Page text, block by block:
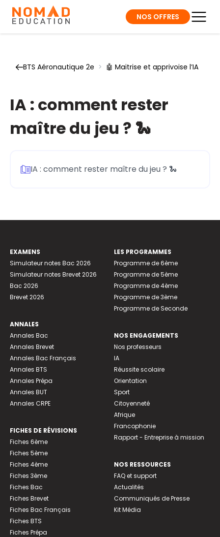
NOS OFFRES
BTS Aéronautique 2e > 🤖 Maitrise et apprivoise l’IA
IA : comment rester
maître du jeu ? 🐍
IA : comment rester maître du jeu ? 🐍
EXAMENS
Simulateur notes Bac 2026
Simulateur notes Brevet 2026
Bac 2026
Brevet 2026
ANNALES
Annales Bac
Annales Brevet
Annales Bac Français
Annales BTS
Annales Prépa
Annales BUT
Annales CRPE
FICHES DE RÉVISIONS
Fiches 6ème
Fiches 5ème
Fiches 4ème
Fiches 3ème
Fiches Bac
Fiches Brevet
Fiches Bac Français
Fiches BTS
Fiches Prépa
LES PROGRAMMES
Programme de 6ème
Programme de 5ème
Programme de 4ème
Programme de 3ème
Programme de Seconde
NOS ENGAGEMENTS
Nos professeurs
IA
Réussite scolaire
Orientation
Sport
Citoyenneté
Afrique
Francophonie
Rapport - Entreprise à mission
NOS RESSOURCES
FAQ et support
Actualités
Communiqués de Presse
Kit Média